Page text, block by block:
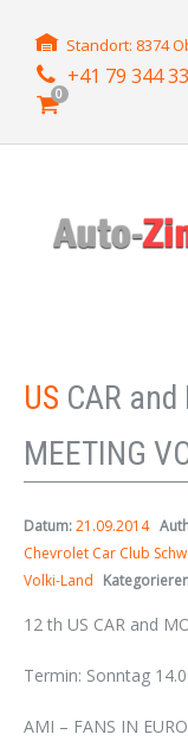
Standort: 8374
+41 79 344
0
US CAR and
MEETING
Datum:21.09.2014
Chevrolet Car Club
Volki-Land
12 th US CAR and
Termin: Sonntag
AMI – FANS IN